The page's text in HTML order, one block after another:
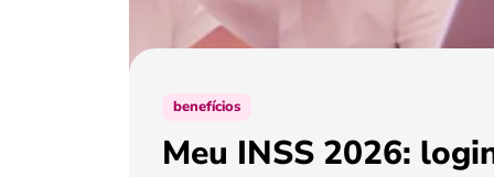
benefícios
Meu INSS 2026: